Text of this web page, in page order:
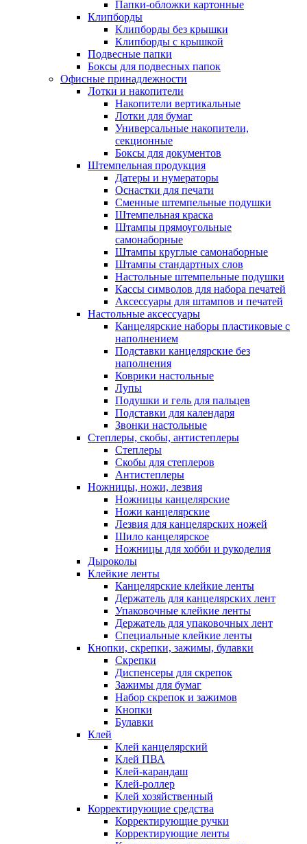
Папки-обложки картонные
Клипборды
Клипборды без крышки
Клипборды с крышкой
Подвесные папки
Боксы для подвесных папок
Офисные принадлежности
Лотки и накопители
Накопители вертикальные
Лотки для бумаг
Универсальные накопители,
секционные
Боксы для документов
Штемпельная продукция
Датеры и нумераторы
Оснастки для печати
Сменные штемпельные подушки
Штемпельная краска
Штампы прямоугольные
самонаборные
Штампы круглые самонаборные
Штампы стандартных слов
Настольные штемпельные подушки
Кассы символов для набора печатей
Аксессуары для штампов и печатей
Настольные аксессуары
Канцелярские наборы пластиковые с
наполнением
Подставки канцелярские без
наполнения
Коврики настольные
Лупы
Подушки и гель для пальцев
Подставки для календаря
Звонки настольные
Степлеры, скобы, антистеплеры
Степлеры
Скобы для степлеров
Антистеплеры
Ножницы, ножи, лезвия
Ножницы канцелярские
Ножи канцелярские
Лезвия для канцелярских ножей
Шило канцелярское
Ножницы для хобби и рукоделия
Дыроколы
Клейкие ленты
Канцелярские клейкие ленты
Держатель для канцелярских лент
Упаковочные клейкие ленты
Держатель для упаковочных лент
Специальные клейкие ленты
Кнопки, скрепки, зажимы, булавки
Скрепки
Диспенсеры для скрепок
Зажимы для бумаг
Набор скрепок и зажимов
Кнопки
Булавки
Клей
Клей канцелярский
Клей ПВА
Клей-карандаш
Клей-роллер
Клей хозяйственный
Корректирующие средства
Корректирующие ручки
Корректирующие ленты